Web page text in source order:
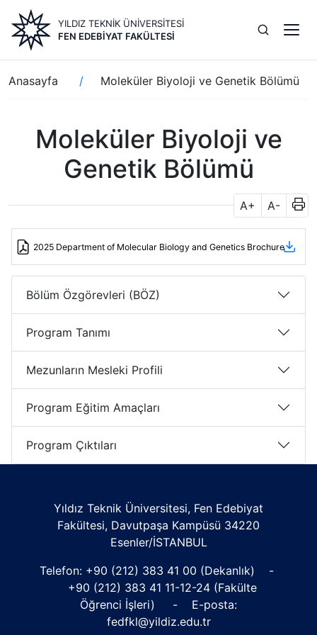
içeriğe
atla
YILDIZ TEKNİK ÜNİVERSİTESİ
FEN EDEBIYAT FAKÜLTESI
Sayfa
yolu
Anasayfa Moleküler Biyoloji ve Genetik Bölümü
Moleküler Biyoloji ve
Genetik Bölümü
A+ A-
2025 Department of Molecular Biology and Genetics Brochure
Bölüm Özgörevleri (BÖZ)
Program Tanımı
Mezunların Mesleki Profili
Program Eğitim Amaçları
Program Çıktıları
Yıldız Teknik Üniversitesi, Fen Edebiyat
Fakültesi, Davutpaşa Kampüsü 34220
Esenler/İSTANBUL
Telefon: +90 (212) 383 41 00 (Dekanlık) -
+90 (212) 383 41 11-12-24 (Fakülte
Öğrenci İşleri) - E-posta:
fedfkl@yildiz.edu.tr